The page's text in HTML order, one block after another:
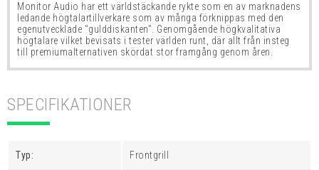
Monitor Audio har ett världstäckande rykte som en av marknadens
ledande högtalartillverkare som av många förknippas med den
egenutvecklade "gulddiskanten". Genomgående högkvalitativa
högtalare vilket bevisats i tester världen runt, där allt från insteg
till premiumalternativen skördat stor framgång genom åren.
SPECIFIKATIONER
Typ: Frontgrill